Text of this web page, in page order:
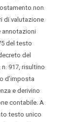
non
di valutazione
annotazioni
del testo
del
917, risultino
d’imposta
e derivino
contabile. A
testo unico